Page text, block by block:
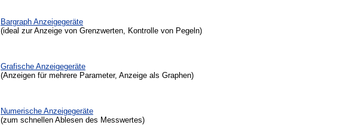
Bargraph Anzeigegeräte
(ideal zur Anzeige von Grenzwerten, Kontrolle von Pegeln)
Grafische Anzeigegeräte
(Anzeigen für mehrere Parameter, Anzeige als Graphen)
Numerische Anzeigegeräte
(zum schnellen Ablesen des Messwertes)